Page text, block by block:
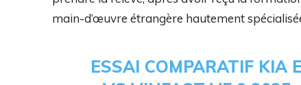
main-d’œuvre étrangère hautement
ESSAI COMPARATIF